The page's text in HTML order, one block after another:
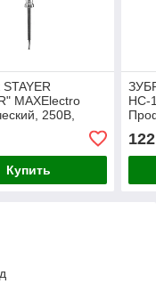
MAXElectro
250В,
14_z01)
Купить
НС-